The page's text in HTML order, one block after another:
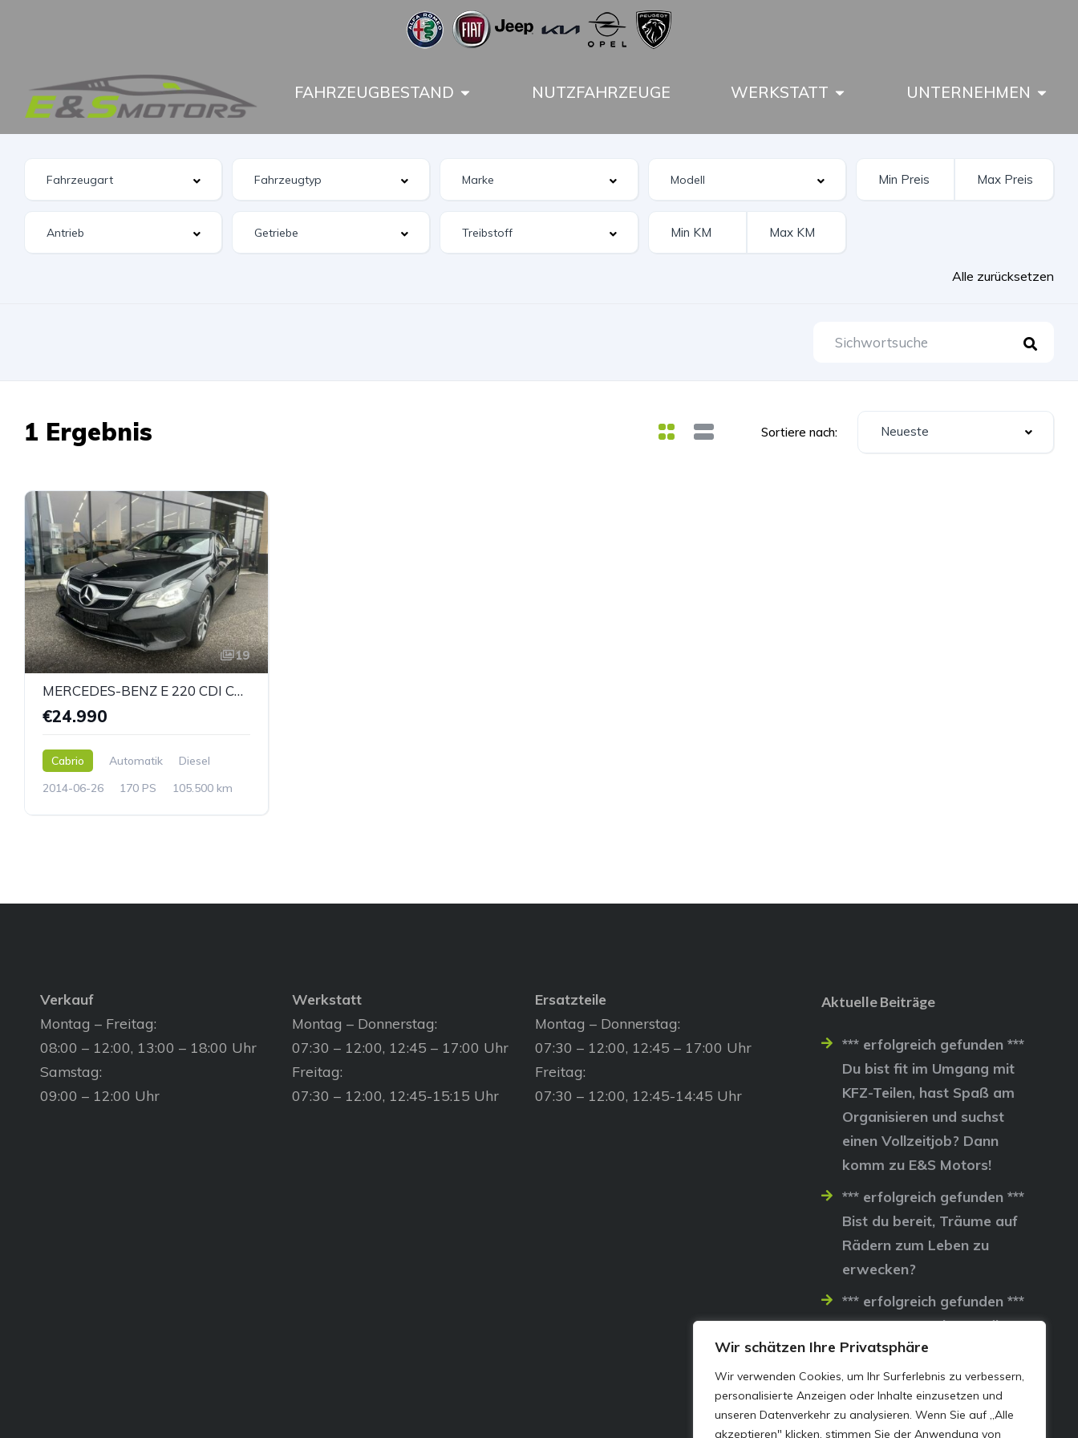
Wir schätzen Ihre Privatsphäre
Wir verwenden Cookies, um Ihr Surferlebnis zu verbessern,
personalisierte Anzeigen oder Inhalte einzusetzen und
unseren Datenverkehr zu analysieren. Wenn Sie auf „Alle
akzeptieren" klicken, stimmen Sie der Anwendung von
FAHRZEUGBESTAND NUTZFAHRZEUGE WERKSTATT UNTERNEHMEN
Alle zurücksetzen
1 Ergebnis Sortiere nach: Neueste
19
MERCEDES-BENZ E 220 CDI Cabrio
€24.990
Cabrio Automatik
Diesel
2014-06-26
170 PS 105.500 km
Verkauf
Montag – Freitag:
08:00 – 12:00, 13:00 – 18:00 Uhr
Samstag:
09:00 – 12:00 Uhr
Werkstatt
Montag – Donnerstag:
07:30 – 12:00, 12:45 – 17:00 Uhr
Freitag:
07:30 – 12:00, 12:45-15:15 Uhr
Ersatzteile
Montag – Donnerstag:
07:30 – 12:00, 12:45 – 17:00 Uhr
Freitag:
07:30 – 12:00, 12:45-14:45 Uhr
Aktuelle Beiträge
*** erfolgreich gefunden ***
Du bist fit im Umgang mit
KFZ-Teilen, hast Spaß am
Organisieren und suchst
einen Vollzeitjob? Dann
komm zu E&S Motors!
*** erfolgreich gefunden ***
Bist du bereit, Träume auf
Rädern zum Leben zu
erwecken?
*** erfolgreich gefunden ***
Lass uns gemeinsam die
Straßen erobern…